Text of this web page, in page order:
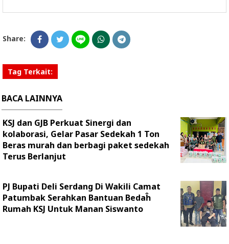
Share:
Tag Terkait:
BACA LAINNYA
KSJ dan GJB Perkuat Sinergi dan
kolaborasi, Gelar Pasar Sedekah 1 Ton
Beras murah dan berbagi paket sedekah
Terus Berlanjut
PJ Bupati Deli Serdang Di Wakili Camat
Patumbak Serahkan Bantuan Bedaĥ
Rumah KSJ Untuk Manan Siswanto